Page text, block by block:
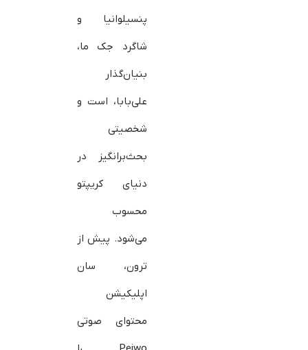
پنسیلوانیا و
شاگرد جک ما،
بنیان‌گذار
علی‌بابا، است و
شخصیتی
بحث‌برانگیز در
دنیای کریپتو
محسوب
می‌شود. پیش از
ترون، سان
اپلیکیشن
محتوای صوتی